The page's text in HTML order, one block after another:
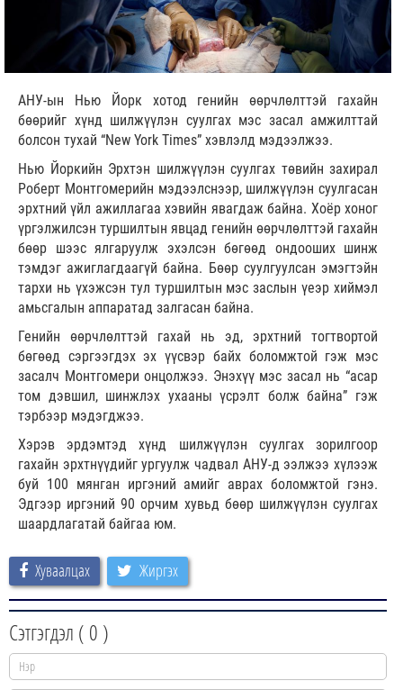
АНУ-ын Нью Йорк хотод генийн өөрчлөлттэй гахайн
бөөрийг хүнд шилжүүлэн суулгах мэс засал амжилттай
болсон тухай “New York Times” хэвлэлд мэдээлжээ.
Нью Йоркийн Эрхтэн шилжүүлэн суулгах төвийн захирал
Роберт Монтгомерийн мэдээлснээр, шилжүүлэн суулгасан
эрхтний үйл ажиллагаа хэвийн явагдаж байна. Хоёр хоног
үргэлжилсэн туршилтын явцад генийн өөрчлөлттэй гахайн
бөөр шээс ялгаруулж эхэлсэн бөгөөд ондооших шинж
тэмдэг ажиглагдаагүй байна. Бөөр суулгуулсан эмэгтэйн
тархи нь үхэжсэн тул туршилтын мэс заслын үеэр хиймэл
амьсгалын аппаратад залгасан байна.
Генийн өөрчлөлттэй гахай нь эд, эрхтний тогтвортой
бөгөөд сэргээгдэх эх үүсвэр байх боломжтой гэж мэс
засалч Монтгомери онцолжээ. Энэхүү мэс засал нь “асар
том дэвшил, шинжлэх ухааны үсрэлт болж байна” гэж
тэрбээр мэдэгджээ.
Хэрэв эрдэмтэд хүнд шилжүүлэн суулгах зорилгоор
гахайн эрхтнүүдийг ургуулж чадвал АНУ-д ээлжээ хүлээж
буй 100 мянган иргэний амийг аврах боломжтой гэнэ.
Эдгээр иргэний 90 орчим хувьд бөөр шилжүүлэн суулгах
шаардлагатай байгаа юм.
Хуваалцах Жиргэх
Сэтгэгдэл ( 0 )